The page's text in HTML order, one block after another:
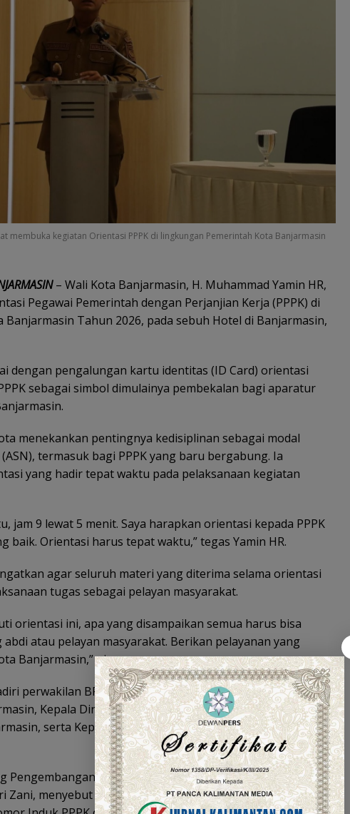
membuka kegiatan Orientasi PPPK di lingkungan Pemerintah Kota Banjarmasin
– Wali Kota Banjarmasin, H. Muhammad Yamin HR,
Pegawai Pemerintah dengan Perjanjian Kerja (PPPK) di
Tahun 2026, pada sebuh Hotel di Banjarmasin,
dengan pengalungan kartu identitas (ID Card) orientasi
sebagai simbol dimulainya pembekalan bagi aparatur
menekankan pentingnya kedisiplinan sebagai modal
termasuk bagi PPPK yang baru bergabung. Ia
yang hadir tepat waktu pada pelaksanaan kegiatan
jam 9 lewat 5 menit. Saya harapkan orientasi kepada PPPK
baik. Orientasi harus tepat waktu,” tegas Yamin HR.
agar seluruh materi yang diterima selama orientasi
tugas sebagai pelayan masyarakat.
orientasi ini, apa yang disampaikan semua harus bisa
atau pelayan masyarakat. Berikan pelayanan yang
Banjarmasin,” ujarnya.
perwakilan BPSDMD Provinsi Kalimantan Selatan, Plh
Kepala Dinas Pendidikan Kota Banjarmasin, Plt Kepala
serta Kepala Bagian Organisasi Setda Kota
Pengembangan Kompetensi ASN dan SDM BKPSDM Kota
Zani, menyebut orientasi tahun ini diikuti sebanyak 407